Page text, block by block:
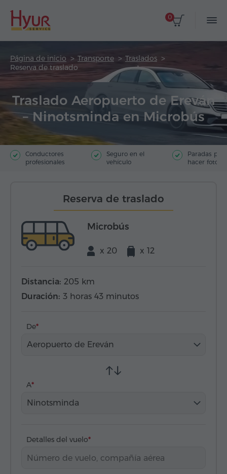
0
Página de inicio Transporte
Traslados
Reserva de traslado
Traslado Aeropuerto de Ereván
– Ninotsminda en Microbús
Conductores
profesionales
Seguro en el
vehículo
Paradas para
hacer fotos
Reserva de traslado
Microbús
x 20 x 12
Distancia: 205 km
Duración: 3 horas 43 minutos
De
Aeropuerto de Ereván
A
Ninotsminda
Detalles del vuelo